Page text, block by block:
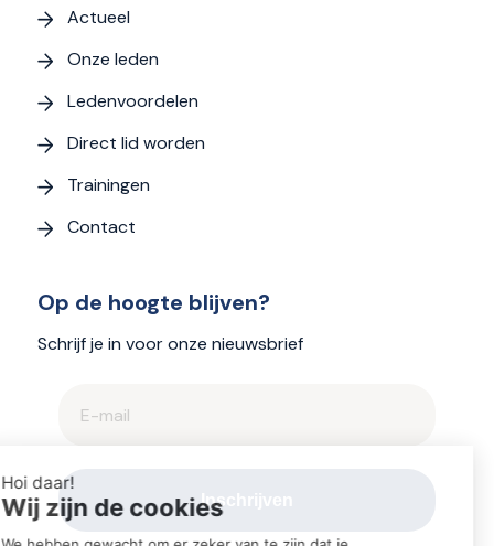
Actueel
Onze leden
Ledenvoordelen
Direct lid worden
Trainingen
Contact
Op de hoogte blijven?
Schrijf je in voor onze nieuwsbrief